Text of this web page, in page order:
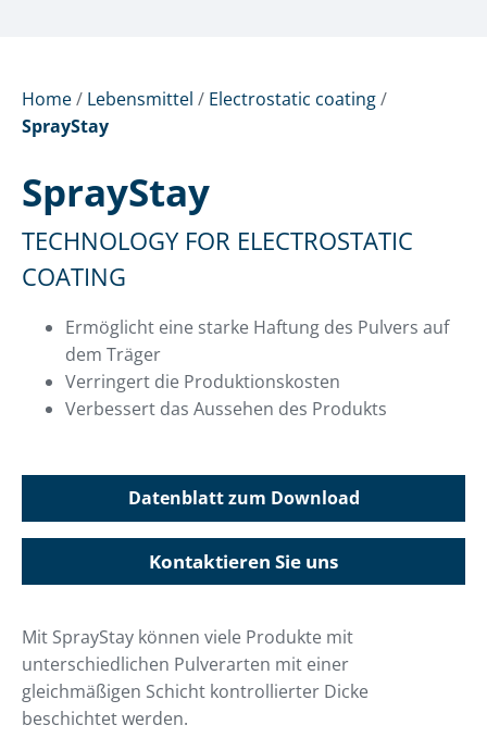
Home/ Lebensmittel / Electrostatic coating/
SprayStay
SprayStay
TECHNOLOGY FOR ELECTROSTATIC
COATING
Ermöglicht eine starke Haftung des Pulvers auf
dem Träger
Verringert die Produktionskosten
Verbessert das Aussehen des Produkts
Datenblatt zum Download
Kontaktieren Sie uns
Mit SprayStay können viele Produkte mit
unterschiedlichen Pulverarten mit einer
gleichmäßigen Schicht kontrollierter Dicke
beschichtet werden.